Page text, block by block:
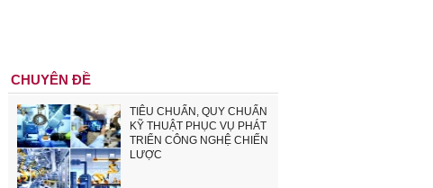
CHUYÊN ĐỀ
TIÊU CHUẨN, QUY CHUẨN
KỸ THUẬT PHỤC VỤ PHÁT
TRIỂN CÔNG NGHỆ CHIẾN
LƯỢC